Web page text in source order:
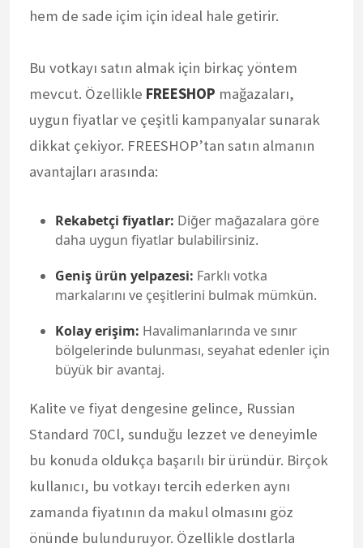
hem de sade içim için ideal hale getirir.
Bu votkayı satın almak için birkaç yöntem
mevcut. Özellikle FREESHOP mağazaları,
uygun fiyatlar ve çeşitli kampanyalar sunarak
dikkat çekiyor. FREESHOP’tan satın almanın
avantajları arasında:
Rekabetçi fiyatlar: Diğer mağazalara göre
daha uygun fiyatlar bulabilirsiniz.
Geniş ürün yelpazesi: Farklı votka
markalarını ve çeşitlerini bulmak mümkün.
Kolay erişim: Havalimanlarında ve sınır
bölgelerinde bulunması, seyahat edenler için
büyük bir avantaj.
Kalite ve fiyat dengesine gelince, Russian
Standard 70Cl, sunduğu lezzet ve deneyimle
bu konuda oldukça başarılı bir üründür. Birçok
kullanıcı, bu votkayı tercih ederken aynı
zamanda fiyatının da makul olmasını göz
önünde bulunduruyor. Özellikle dostlarla